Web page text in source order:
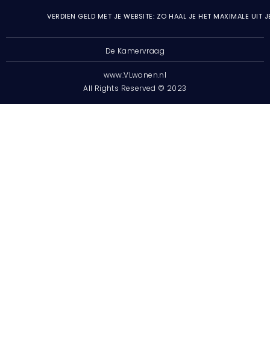
VERDIEN GELD MET JE WEBSITE: ZO HAAL JE HET MAXIMALE UIT
De Kamervraag
www.VLwonen.nl
All Rights Reserved © 2023